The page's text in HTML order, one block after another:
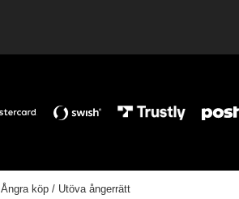
Ångra köp / Utöva ångerrätt